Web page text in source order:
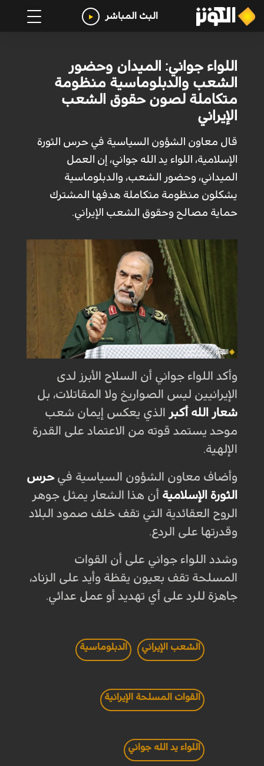
البث المباشر
اللواء جواني: الميدان وحضور
الشعب والدبلوماسية منظومة
متكاملة لصون حقوق الشعب
الإيراني
قال معاون الشؤون السياسية في حرس الثورة
الإسلامية، اللواء يد الله جواني، إن العمل
الميداني، وحضور الشعب، والدبلوماسية
يشكلون منظومة متكاملة هدفها المشترك
حماية مصالح وحقوق الشعب الإيراني.
وأكد اللواء جواني أن السلاح الأبرز لدى
الإيرانيين ليس الصواريخ ولا المقاتلات، بل
شعار الله أكبر
الذي يعكس إيمان شعب
موحد يستمد قوته من الاعتماد على القدرة
الإلهية.
وأضاف معاون الشؤون السياسية في حرس
الثورة الإسلامية أن هذا الشعار يمثل جوهر
الروح العقائدية التي تقف خلف صمود البلاد
وقدرتها على الردع.
وشدد اللواء جواني على أن القوات
المسلحة تقف بعيون يقظة وأيد على الزناد،
جاهزة للرد على أي تهديد أو عمل عدائي.
الشعب الإيراني الدبلوماسية
القوات المسلحة الإيرانية
اللواء يد الله جواني